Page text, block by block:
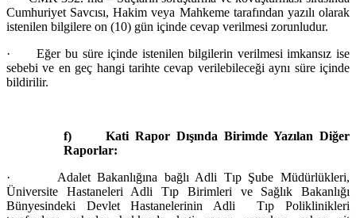
Cumhuriyet Savcısı, Hakim veya Mahkeme tarafından yazılı olarak
istenilen bilgilere on (10) gün içinde cevap verilmesi zorunludur.
·
Eğer bu süre içinde istenilen bilgilerin verilmesi imkansız ise
sebebi ve en geç hangi tarihte cevap verilebileceği aynı süre içinde
bildirilir.
f)
Kati Rapor Dışında Birimde Yazılan Diğer
Raporlar:
·
Adalet Bakanlığına bağlı Adli Tıp Şube Müdürlükleri,
Üniversite Hastaneleri Adli Tıp Birimleri ve Sağlık Bakanlığı
Bünyesindeki Devlet Hastanelerinin Adli Tıp Poliklinikleri